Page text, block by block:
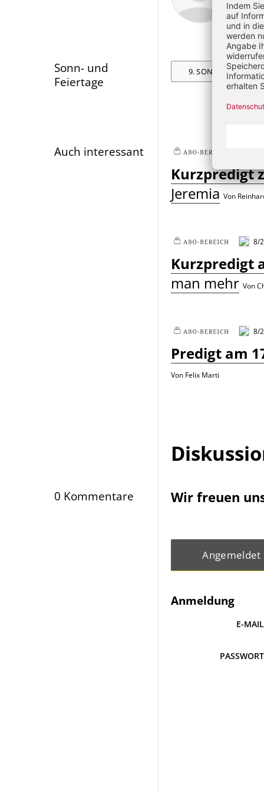
Sonn- und
Feiertage
9. SONNTAG NACH
Auch interessant
Kurzpredigt
Jeremia Von
8/
Kurzpredigt
man mehr Von
8/
Predigt am
Von Felix Marti
0 Kommentare Wir freuen
Anmeldung
E-